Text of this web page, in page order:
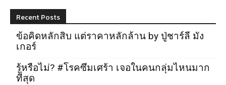
Recent Posts
ข้อคิดหลักสิบ แต่ราคาหลักล้าน by ปู่ชาร์ลี มัง
เกอร์
รู้หรือไม่? #โรคซึมเศร้า เจอในคนกลุ่มไหนมาก
ที่สุด